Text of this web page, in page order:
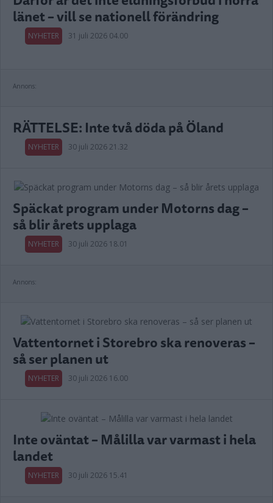
länet – vill se nationell förändring
NYHETER 31 juli 2026 04.00
Annons:
RÄTTELSE: Inte två döda på Öland
NYHETER 30 juli 2026 21.32
Späckat program under Motorns dag –
så blir årets upplaga
NYHETER 30 juli 2026 18.01
Annons:
Vattentornet i Storebro ska renoveras –
så ser planen ut
NYHETER 30 juli 2026 16.00
Inte oväntat – Målilla var varmast i hela
landet
NYHETER 30 juli 2026 15.41